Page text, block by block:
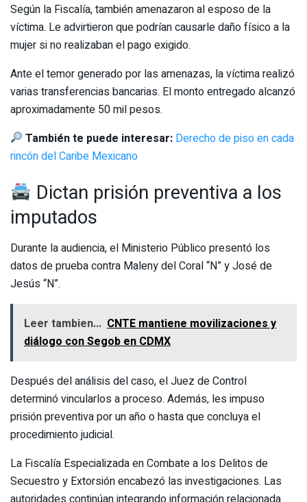
Según la Fiscalía, también amenazaron al esposo de la
víctima. Le advirtieron que podrían causarle daño físico a la
mujer si no realizaban el pago exigido.
Ante el temor generado por las amenazas, la víctima realizó
varias transferencias bancarias. El monto entregado alcanzó
aproximadamente 50 mil pesos.
También te puede interesar: Derecho de piso en cada
rincón del Caribe Mexicano
Dictan prisión preventiva a los
imputados
Durante la audiencia, el Ministerio Público presentó los
datos de prueba contra Maleny del Coral “N” y José de
Jesús “N”.
Leer tambien... CNTE mantiene movilizaciones y
diálogo con Segob en CDMX
Después del análisis del caso, el Juez de Control
determinó vincularlos a proceso. Además, les impuso
prisión preventiva por un año o hasta que concluya el
procedimiento judicial.
La Fiscalía Especializada en Combate a los Delitos de
Secuestro y Extorsión encabezó las investigaciones. Las